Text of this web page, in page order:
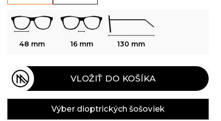
48 mm 16 mm 130 mm
VLOŽIŤ DO KOŠÍKA
Výber dioptrických šošoviek